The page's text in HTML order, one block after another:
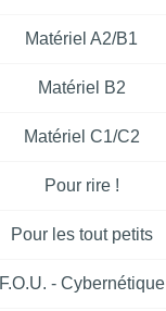
Matériel A2/B1
Matériel B2
Matériel C1/C2
Pour rire !
Pour les tout petits
F.O.U. - Cybernétique